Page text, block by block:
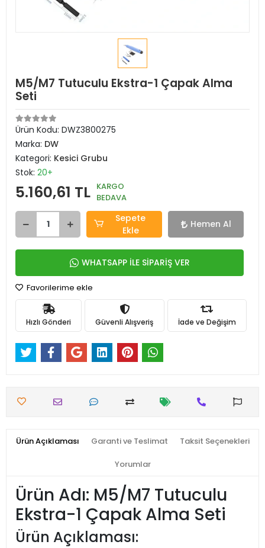
M5/M7 Tutuculu Ekstra-1 Çapak Alma
Seti
Ürün Kodu: DWZ3800275
Marka: DW
Kategori: Kesici Grubu
Stok: 20+
5.160,61 TL KARGO
BEDAVA
Sepete
Ekle
Hemen Al
WHATSAPP İLE SİPARİŞ VER
Favorilerime ekle
Hızlı Gönderi Güvenli Alışveriş İade ve Değişim
Ürün Açıklaması Garanti ve Teslimat Taksit Seçenekleri
Yorumlar
Ürün Adı: M5/M7 Tutuculu
Ekstra-1 Çapak Alma Seti
Ürün Açıklaması: